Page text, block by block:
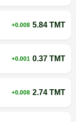
+0.008 5.84 TMT
+0.001 0.37 TMT
+0.008 2.74 TMT